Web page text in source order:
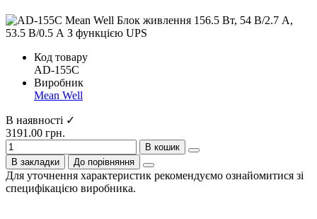
Код товару
AD-155C
Виробник
Mean Well
В наявності ✓
3191.00 грн.
В кошик
В закладки
До порівняння
Для уточнення характеристик рекомендуємо ознайомитися зі
специфікацією виробника.